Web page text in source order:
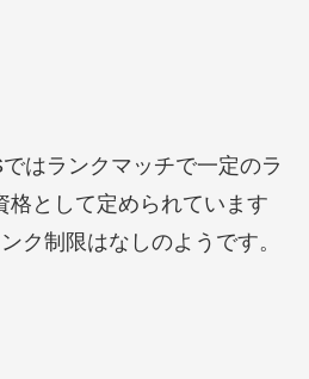
はランクマッチで一定のラ
格として定められています
ク制限はなしのようです。